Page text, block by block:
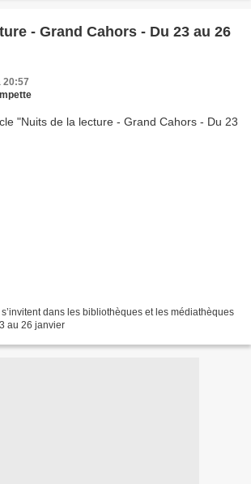
- Grand Cahors - Du 23 au 26
20:57
dans les bibliothèques et les médiathèques
au 26 janvier